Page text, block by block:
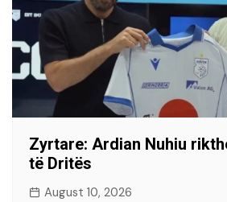
Zyrtare: Ardian Nuhiu
të Dritës
August 10, 2026